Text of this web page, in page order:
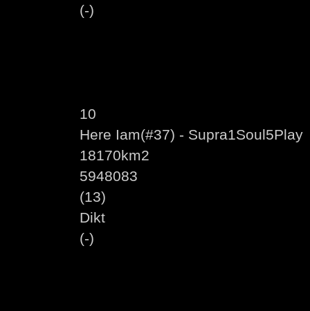
(-)
10
Here Iam(#37) - Supra1Soul5Play
18170km2
5948083
(13)
Dikt
(-)